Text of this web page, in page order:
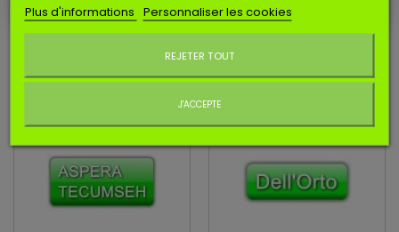
KITS MEMBRANES RUIXING
Plus d'informations Personnaliser les cookies
REJETER TOUT
J'ACCEPTE